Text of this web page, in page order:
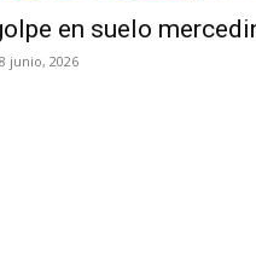
en suelo
junio, 2026